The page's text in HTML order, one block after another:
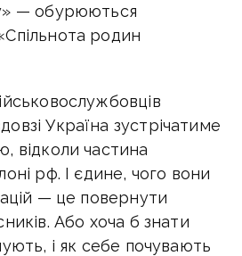
— обурюються
родин
Україна зустрічатиме
відколи частина
рф. І єдине, чого вони
— це повернути
Або хоча б знати
і як себе почувають